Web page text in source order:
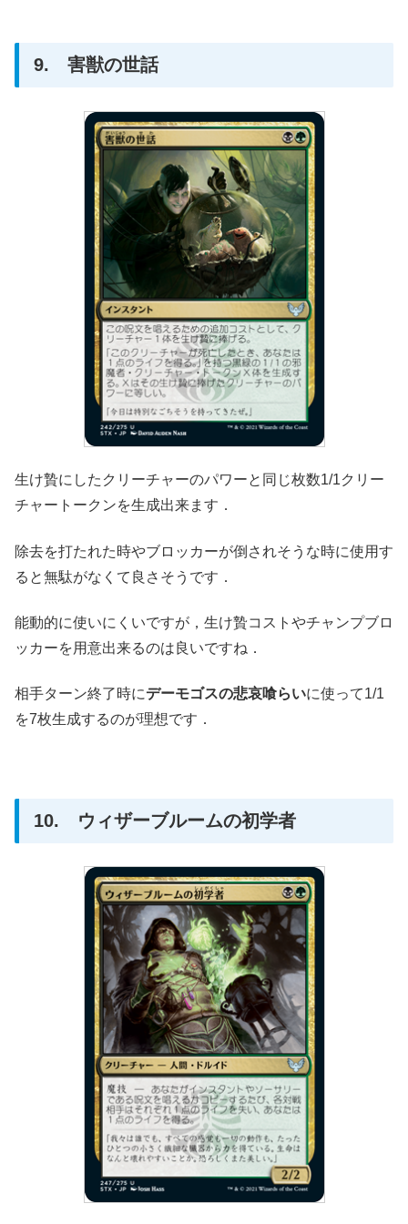
9. 害獣の世話
生け贄にしたクリーチャーのパワーと同じ枚数1/1クリー
チャートークンを生成出来ます．
除去を打たれた時やブロッカーが倒されそうな時に使用す
ると無駄がなくて良さそうです．
能動的に使いにくいですが，生け贄コストやチャンプブロ
ッカーを用意出来るのは良いですね．
相手ターン終了時にデーモゴスの悲哀喰らいに使って1/1
を7枚生成するのが理想です．
10. ウィザーブルームの初学者